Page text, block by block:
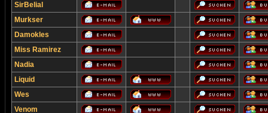
SirBelial
Murkser
Damokles
Miss Ramirez
Nadia
Liquid
Wes
Venom